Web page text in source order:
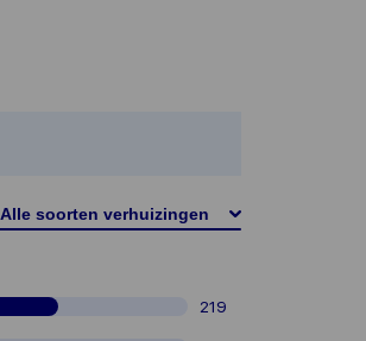
vallen onze
219